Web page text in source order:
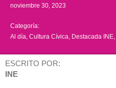
noviembre 30, 2023
Categoría:
Al día Cultura Cívica Destacada INE
ESCRITO POR:
INE